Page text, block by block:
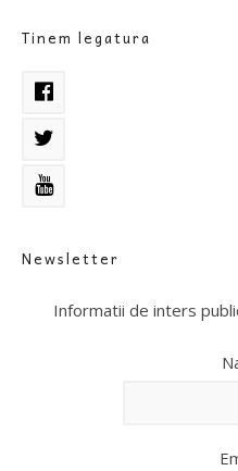
Tinem legatura
Newsletter
Informatii de inters